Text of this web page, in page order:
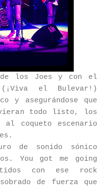
los Joes y con el
(¡Viva el Bulevar!)
y asegurándose que
todo listo, los
al coqueto escenario
de sonido sónico
You got me going
con ese rock
de fuerza que